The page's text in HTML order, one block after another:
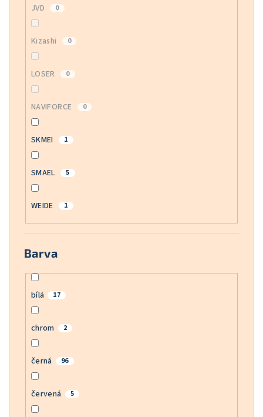
JVD 0
Kizashi 0
LOSER 0
NAVIFORCE 0
SKMEI 1
SMAEL 5
WEIDE 1
Barva
bílá 17
chrom 2
černá 96
červená 5